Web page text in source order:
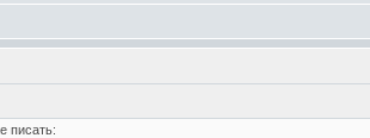
писать: